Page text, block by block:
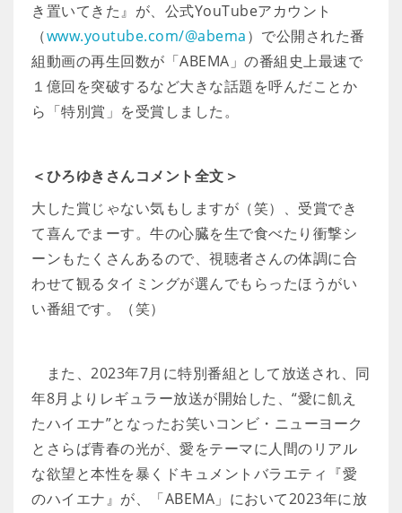
き置いてきた』が、公式YouTubeアカウント
（www.youtube.com/@abema）で公開された番
組動画の再生回数が「ABEMA」の番組史上最速で
１億回を突破するなど大きな話題を呼んだことか
ら「特別賞」を受賞しました。
＜ひろゆきさんコメント全文＞
大した賞じゃない気もしますが（笑）、受賞でき
て喜んでまーす。牛の心臓を生で食べたり衝撃シ
ーンもたくさんあるので、視聴者さんの体調に合
わせて観るタイミングが選んでもらったほうがい
い番組です。（笑）
また、2023年7月に特別番組として放送され、同
年8月よりレギュラー放送が開始した、“愛に飢え
たハイエナ”となったお笑いコンビ・ニューヨーク
とさらば青春の光が、愛をテーマに人間のリアル
な欲望と本性を暴くドキュメントバラエティ『愛
のハイエナ』が、「ABEMA」において2023年に放